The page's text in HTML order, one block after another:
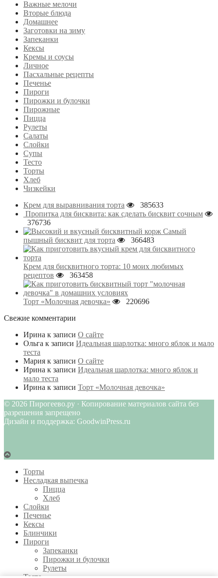
Важные мелочи
Вторые блюда
Домашнее
Заготовки на зиму
Запеканки
Кексы
Кремы и соусы
Личное
Пасхальные рецепты
Печенье
Пироги
Пирожки и булочки
Пирожные
Пицца
Рулеты
Салаты
Слойки
Супы
Тесто
Торты
Хлеб
Чизкейки
Крем для выравнивания торта
385633
Пропитка для бисквита: как сделать бисквит сочным
376736
Самый
пышный бисквит для торта
366483
Крем для бисквитного торта: 10 моих любимых
рецептов
363458
Торт «Молочная девочка»
220696
Свежие комментарии
Ирина к записи О сайте
Ольга к записи Идеальная шарлотка: много яблок и мало
теста
Мария к записи О сайте
Ирина к записи Идеальная шарлотка: много яблок и
мало теста
Ирина к записи Торт «Молочная девочка»
© 2026 Пирогеево.ру · Копирование материалов сайта без
разрешения запрещено
Дизайн и поддержка: GoodwinPress.ru
Торты
Несладкая выпечка
Пицца
Хлеб
Слойки
Печенье
Кексы
Блинчики
Пироги
Запеканки
Пирожки и булочки
Рулеты